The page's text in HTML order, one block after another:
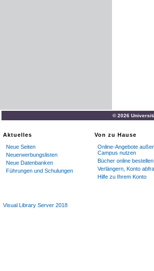
© 2026
Aktuelles
Neue Seiten
Neuerwerbungslisten
Neue Datenbanken
Führungen und Schulungen
Von zu Hause
Online-Angebote
Campus nutzen
Bücher online bestellen
Verlängern, Konto
Hilfe zu Ihrem Konto
Visual Library Server 2018